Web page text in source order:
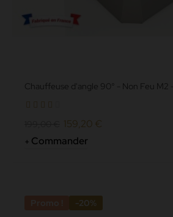
Chauffeuse d'angle 90° - Non Feu M2
159,20 €
Commander
-20%